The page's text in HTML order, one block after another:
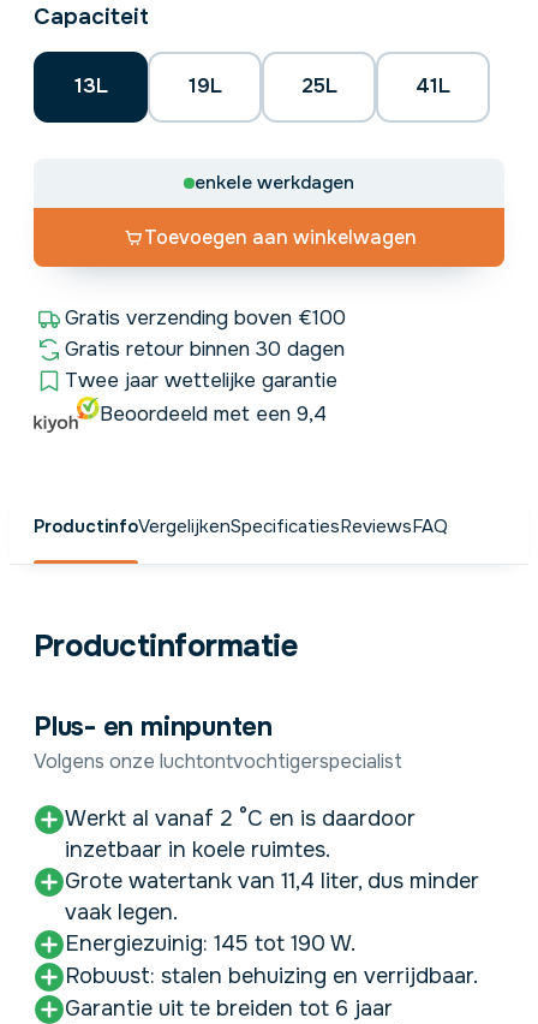
Capaciteit
13L 19L 25L 41L
enkele werkdagen
Toevoegen aan winkelwagen
Gratis verzending boven €100
Gratis retour binnen 30 dagen
Twee jaar wettelijke garantie
Beoordeeld met een 9,4
ProductinfoVergelijkenSpecificatiesReviewsFAQ
Productinformatie
Plus- en minpunten
Volgens onze luchtontvochtigerspecialist
Werkt al vanaf 2 °C en is daardoor
inzetbaar in koele ruimtes.
Grote watertank van 11,4 liter, dus minder
vaak legen.
Energiezuinig: 145 tot 190 W.
Robuust: stalen behuizing en verrijdbaar.
Garantie uit te breiden tot 6 jaar